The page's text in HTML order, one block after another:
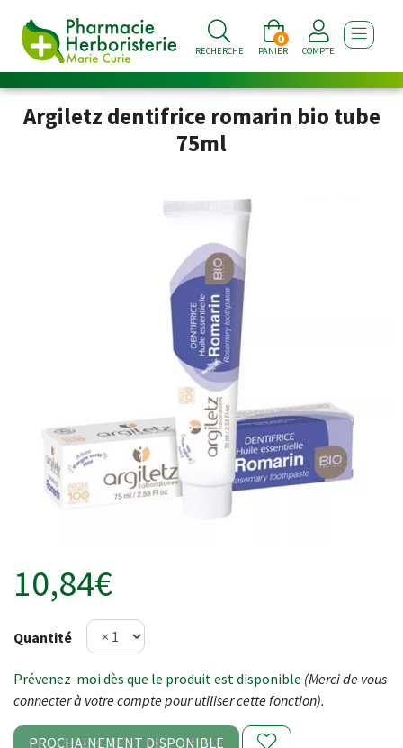
RECHERCHE PANIER
0
COMPTE
Argiletz dentifrice romarin bio tube
75ml
10,84€
Quantité
Prévenez-moi dès que le produit est disponible (Merci de vous
connecter à votre compte pour utiliser cette fonction).
PROCHAINEMENT DISPONIBLE